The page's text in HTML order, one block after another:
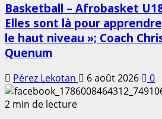
Basketball – Afrobasket
Elles sont là pour
le haut niveau »; Coach
Quenum
Pérez Lekotan 6 août 2026
0
2 min de lecture